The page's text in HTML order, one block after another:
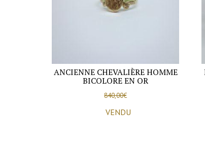
ANCIENNE CHEVALIÈRE HOMME
BICOLORE EN OR
840,00€
VENDU